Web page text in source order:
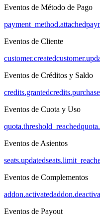
Eventos de Método de Pago
payment_method.attached
Eventos de Cliente
customer.created
Eventos de Créditos y Saldo
credits.granted
Eventos de Cuota y Uso
quota.threshold_reached
Eventos de Asientos
seats.updated
Eventos de Complementos
addon.activated
Eventos de Payout